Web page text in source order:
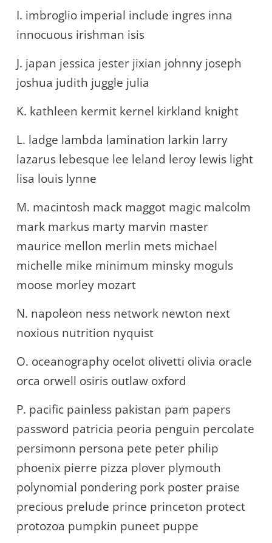
I. imbroglio imperial include ingres inna
innocuous irishman isis
J. japan jessica jester jixian johnny joseph
joshua judith juggle julia
K. kathleen kermit kernel kirkland knight
L. ladge lambda lamination larkin larry
lazarus lebesque lee leland leroy lewis light
lisa louis lynne
M. macintosh mack maggot magic malcolm
mark markus marty marvin master
maurice mellon merlin mets michael
michelle mike minimum minsky moguls
moose morley mozart
N. napoleon ness network newton next
noxious nutrition nyquist
O. oceanography ocelot olivetti olivia oracle
orca orwell osiris outlaw oxford
P. pacific painless pakistan pam papers
password patricia peoria penguin percolate
persimonn persona pete peter philip
phoenix pierre pizza plover plymouth
polynomial pondering pork poster praise
precious prelude prince princeton protect
protozoa pumpkin puneet puppe